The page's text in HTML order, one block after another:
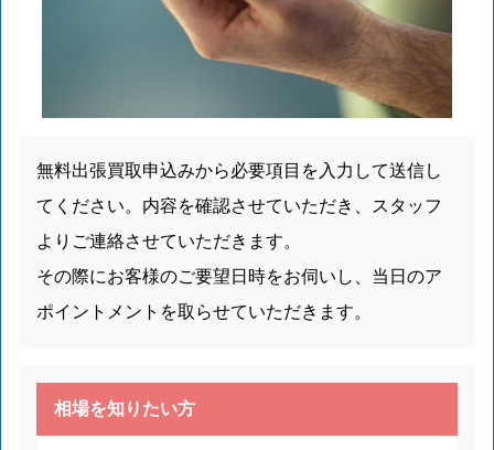
無料出張買取申込みから必要項目を入力して送信し
てください。内容を確認させていただき、スタッフ
よりご連絡させていただきます。
その際にお客様のご要望日時をお伺いし、当日のア
ポイントメントを取らせていただきます。
相場を知りたい方